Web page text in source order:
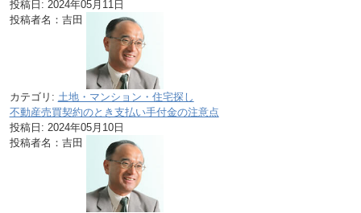
投稿日: 2024年05月11日
投稿者名：吉田
カテゴリ: 土地・マンション・住宅探し
不動産売買契約のとき支払い手付金の注意点
投稿日: 2024年05月10日
投稿者名：吉田